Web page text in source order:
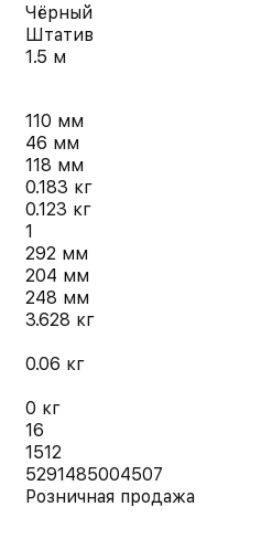
Чёрный
Штатив
1.5 м
110 мм
46 мм
118 мм
0.183 кг
0.123 кг
1
292 мм
204 мм
248 мм
3.628 кг
0.06 кг
0 кг
16
1512
5291485004507
Розничная продажа